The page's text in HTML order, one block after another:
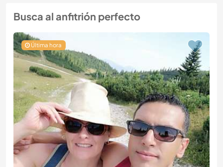
Busca al anfitrión perfecto
Última hora